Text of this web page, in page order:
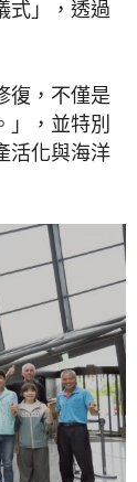
式」，透過
復，不僅是
」，並特別
活化與海洋